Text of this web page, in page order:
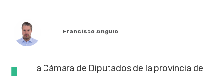
Francisco Angulo
a Cámara de Diputados de la provincia de